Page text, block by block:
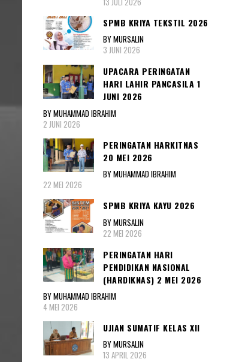
SPMB KRIYA TEKSTIL 2026
BY MURSALIN
3 JUNI 2026
UPACARA PERINGATAN
HARI LAHIR PANCASILA 1
JUNI 2026
BY MUHAMMAD IBRAHIM
2 JUNI 2026
PERINGATAN HARKITNAS
20 MEI 2026
BY MUHAMMAD IBRAHIM
22 MEI 2026
SPMB KRIYA KAYU 2026
BY MURSALIN
22 MEI 2026
PERINGATAN HARI
PENDIDIKAN NASIONAL
(HARDIKNAS) 2 MEI 2026
BY MUHAMMAD IBRAHIM
4 MEI 2026
UJIAN SUMATIF KELAS XII
BY MURSALIN
13 APRIL 2026